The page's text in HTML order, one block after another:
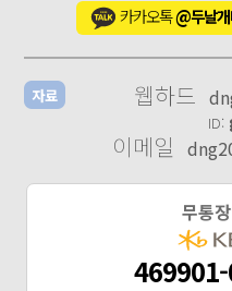
카카오톡@두날
자료 웹하드
ID:
이메일
무통